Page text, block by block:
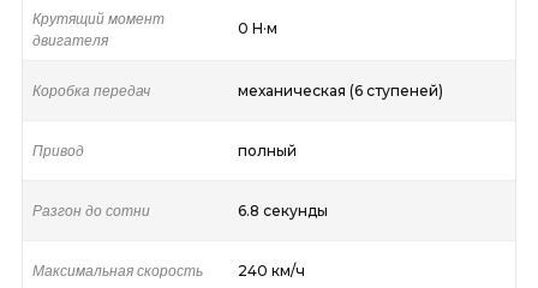
Крутящий момент
двигателя
0 Н·м
Коробка передач механическая (6 ступеней)
Привод полный
Разгон до сотни 6.8 секунды
Максимальная скорость 240 км/ч